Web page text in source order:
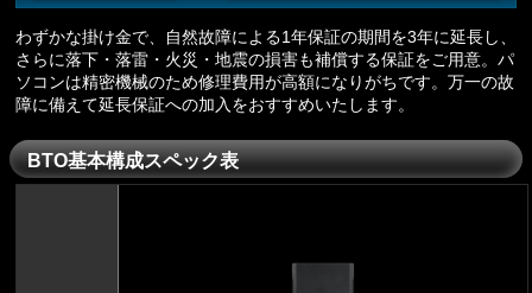
わずかな掛け金で、自然故障による1年保証の期間を3年に延長し、
さらに落下・落雷・火災・地震の損害も補償する保証をご用意。パ
ソコンは精密機械のため修理費用が高額になりがちです。万一の故
障に備えて延長保証への加入をおすすめいたします。
BTO基本構成スペック表